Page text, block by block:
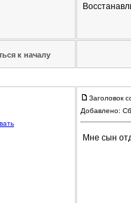
к началу
Заголовок
Добавлено:
Мне сын